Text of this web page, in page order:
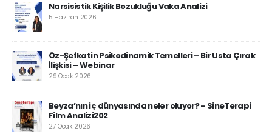
Narsisistik Kişilik Bozukluğu Vaka Analizi
5 Haziran 2026
Öz-Şefkatin Psikodinamik Temelleri – Bir Usta Çırak
İlişkisi – Webinar
29 Ocak 2026
Beyza’nın iç dünyasında neler oluyor? – SineTerapi
Film Analizi202
27 Ocak 2026